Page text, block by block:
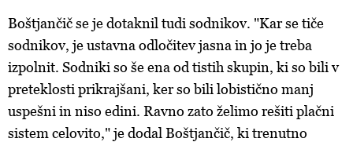
Boštjančič se je dotaknil tudi sodnikov. "Kar se tiče
sodnikov, je ustavna odločitev jasna in jo je treba
izpolnit. Sodniki so še ena od tistih skupin, ki so bili v
preteklosti prikrajšani, ker so bili lobistično manj
uspešni in niso edini. Ravno zato želimo rešiti plačni
sistem celovito," je dodal Boštjančič, ki trenutno